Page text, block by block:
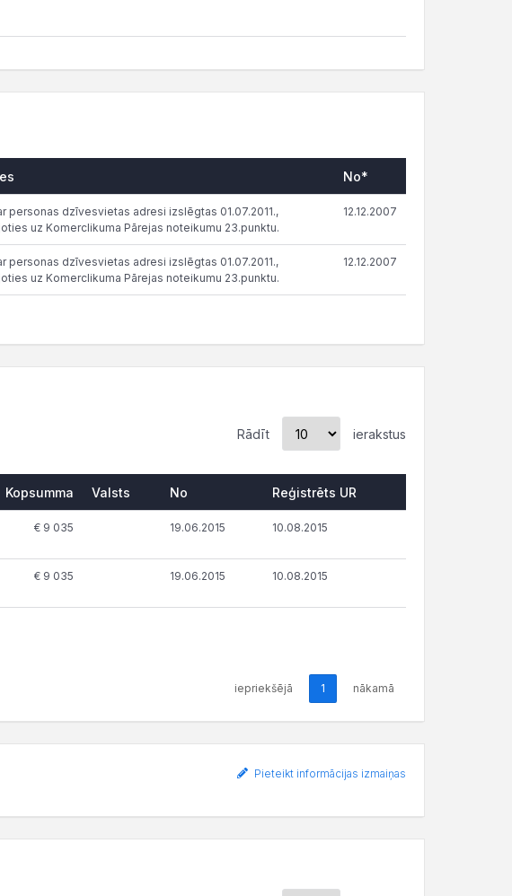
No*
personas dzīvesvietas adresi izslēgtas 01.07.2011.,
uz Komerclikuma Pārejas noteikumu 23.punktu.
12.12.2007
personas dzīvesvietas adresi izslēgtas 01.07.2011.,
uz Komerclikuma Pārejas noteikumu 23.punktu.
12.12.2007
Rādīt ierakstus
Kopsumma Valsts No Reģistrēts UR
€ 9 035 19.06.2015 10.08.2015
€ 9 035 19.06.2015 10.08.2015
iepriekšējā 1 nākamā
Pieteikt informācijas izmaiņas